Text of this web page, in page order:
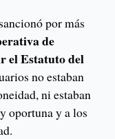
por más
de
el Estatuto del
no estaban
ni estaban
oportuna y a los